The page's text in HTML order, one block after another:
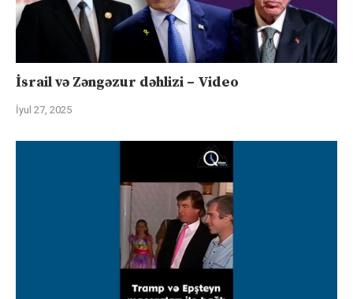
İsrail və Zəngəzur dəhlizi – Video
İyul 27, 2025